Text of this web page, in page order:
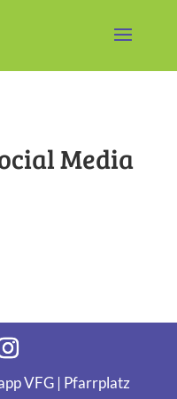
Media
VFG | Pfarrplatz